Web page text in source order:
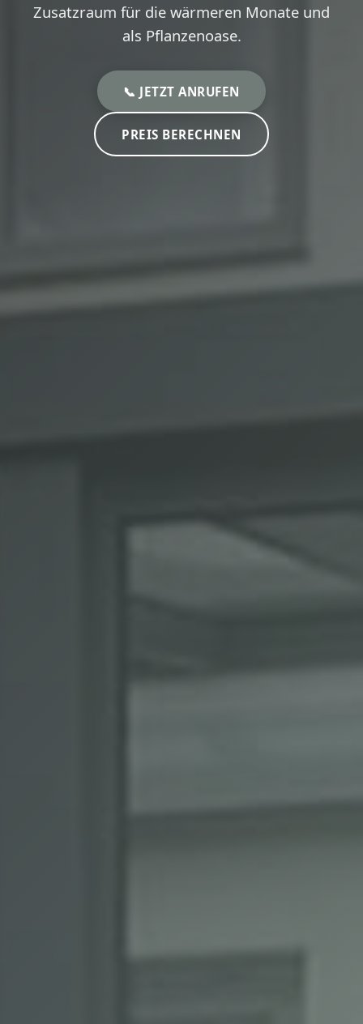
Zusatzraum für die wärmeren Monate und
als Pflanzenoase.
📞 JETZT ANRUFEN
PREIS BERECHNEN